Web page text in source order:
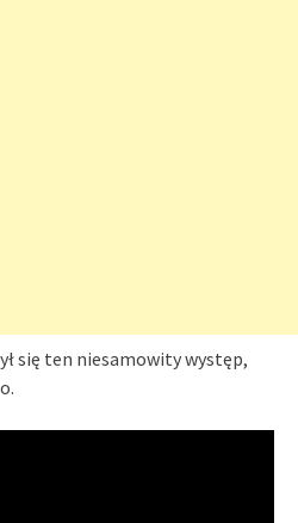
się ten niesamowity występ,